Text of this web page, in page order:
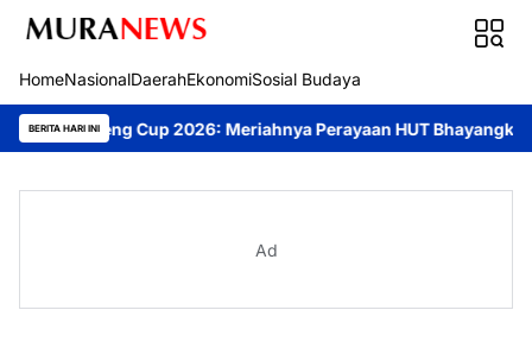
HomeNasionalDaerahEkonomiSosial Budaya
BERITA HARI INI
Meriahnya Perayaan HUT Bhayangkara ke-80 di Palangka
Ad